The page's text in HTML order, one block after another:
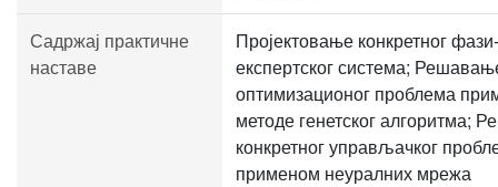
Садржај практичне
наставе
Пројектовање конкретног фази-
експертског система;
оптимизационог проблема
методе генетског алгоритма;
конкретног управљачког
применом неуралних мрежа